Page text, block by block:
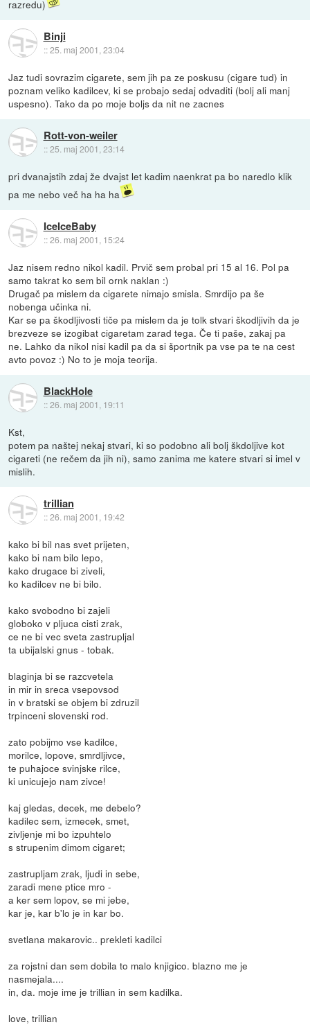
razredu)
Binji
::25. maj 2001, 23:04
Jaz tudi sovrazim cigarete, sem jih pa ze poskusu (cigare tud) in
poznam veliko kadilcev, ki se probajo sedaj odvaditi (bolj ali manj
uspesno). Tako da po moje boljs da nit ne zacnes
Rott-von-weiler
::25. maj 2001, 23:14
pri dvanajstih zdaj že dvajst let kadim naenkrat pa bo naredlo klik
pa me nebo več ha ha ha
IceIceBaby
::26. maj 2001, 15:24
Jaz nisem redno nikol kadil. Prvič sem probal pri 15 al 16. Pol pa
samo takrat ko sem bil ornk naklan :)
Drugač pa mislem da cigarete nimajo smisla. Smrdijo pa še
nobenga učinka ni.
Kar se pa škodljivosti tiče pa mislem da je tolk stvari škodljivih da je
brezveze se izogibat cigaretam zarad tega. Če ti paše, zakaj pa
ne. Lahko da nikol nisi kadil pa da si športnik pa vse pa te na cest
avto povoz :) No to je moja teorija.
BlackHole
::26. maj 2001, 19:11
Kst,
potem pa naštej nekaj stvari, ki so podobno ali bolj škdoljive kot
cigareti (ne rečem da jih ni), samo zanima me katere stvari si imel v
mislih.
trillian
::26. maj 2001, 19:42
kako bi bil nas svet prijeten,
kako bi nam bilo lepo,
kako drugace bi ziveli,
ko kadilcev ne bi bilo.
kako svobodno bi zajeli
globoko v pljuca cisti zrak,
ce ne bi vec sveta zastrupljal
ta ubijalski gnus - tobak.
blaginja bi se razcvetela
in mir in sreca vsepovsod
in v bratski se objem bi zdruzil
trpinceni slovenski rod.
zato pobijmo vse kadilce,
morilce, lopove, smrdljivce,
te puhajoce svinjske rilce,
ki unicujejo nam zivce!
kaj gledas, decek, me debelo?
kadilec sem, izmecek, smet,
zivljenje mi bo izpuhtelo
s strupenim dimom cigaret;
zastrupljam zrak, ljudi in sebe,
zaradi mene ptice mro -
a ker sem lopov, se mi jebe,
kar je, kar b'lo je in kar bo.
svetlana makarovic.. prekleti kadilci
za rojstni dan sem dobila to malo knjigico. blazno me je
nasmejala....
in, da. moje ime je trillian in sem kadilka.
love, trillian